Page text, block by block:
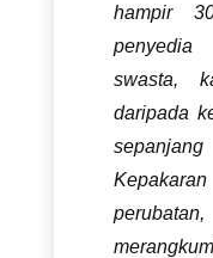
hampir
swasta,
daripada